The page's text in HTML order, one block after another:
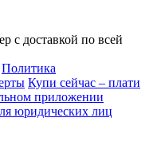
с доставкой по всей
Политика
Купи сейчас – плати
приложении
юридических лиц